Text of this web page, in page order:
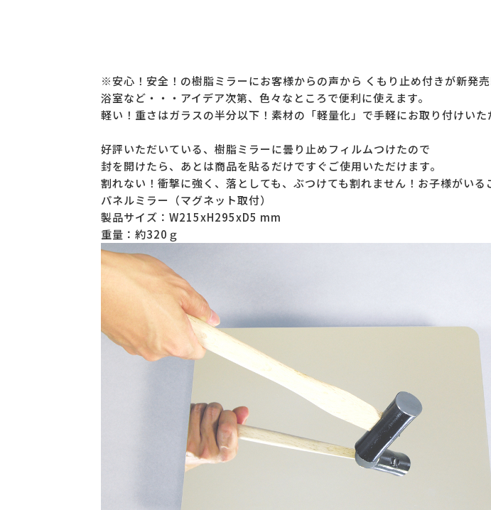
※安心！安全！の樹脂ミラーにお客様からの声から くもり止め付きが新発
浴室など・・・アイデア次第、色々なところで便利に使えます。
軽い！重さはガラスの半分以下！素材の「軽量化」で手軽にお取り付けいた
好評いただいている、樹脂ミラーに曇り止めフィルムつけたので
封を開けたら、あとは商品を貼るだけですぐご使用いただけます。
割れない！衝撃に強く、落としても、ぶつけても割れません！お子様がいる
パネルミラー（マグネット取付）
製品サイズ：W215xH295xD5 mm
重量：約320ｇ